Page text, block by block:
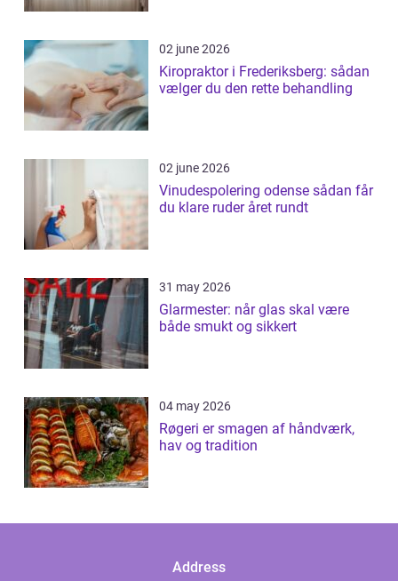
02 june 2026
Kiropraktor i Frederiksberg: sådan
vælger du den rette behandling
02 june 2026
Vinudespolering odense sådan får
du klare ruder året rundt
31 may 2026
Glarmester: når glas skal være
både smukt og sikkert
04 may 2026
Røgeri er smagen af håndværk,
hav og tradition
Address